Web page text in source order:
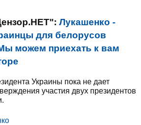
Лукашенко -
для белорусов
можем приехать к вам
Украины пока не дает
участия двух президентов